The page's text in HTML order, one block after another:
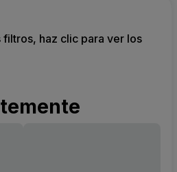
filtros, haz clic para ver los